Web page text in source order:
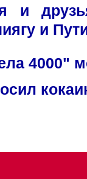
и
и
4000"